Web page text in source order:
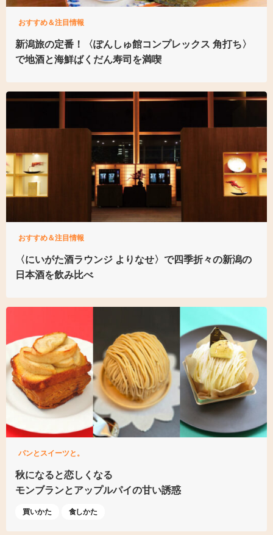
おすすめ＆注目情報
新潟旅の定番！〈ぽんしゅ館コンプレックス 角打ち〉
で地酒と海鮮ばくだん寿司を満喫
おすすめ＆注目情報
〈にいがた酒ラウンジ よりなせ〉で四季折々の新潟の
日本酒を飲み比べ
パンとスイーツと。
秋になると恋しくなる
モンブランとアップルパイの甘い誘惑
買いかた 食しかた